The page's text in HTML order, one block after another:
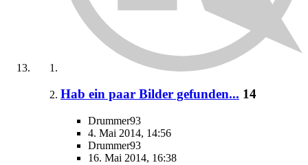
Hab ein paar Bilder gefunden... 14
Drummer93
4. Mai 2014, 14:56
Drummer93
16. Mai 2014, 16:38